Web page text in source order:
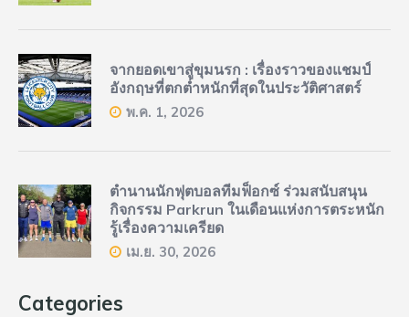
จากยอดเขาสู่ขุมนรก : เรื่องราวของแชมป์
อังกฤษที่ตกต่ำหนักที่สุดในประวัติศาสตร์
พ.ค. 1, 2026
ตำนานนักฟุตบอลทีมฟ็อกซ์ ร่วมสนับสนุน
กิจกรรม Parkrun ในเดือนแห่งการตระหนัก
รู้เรื่องความเครียด
เม.ย. 30, 2026
Categories